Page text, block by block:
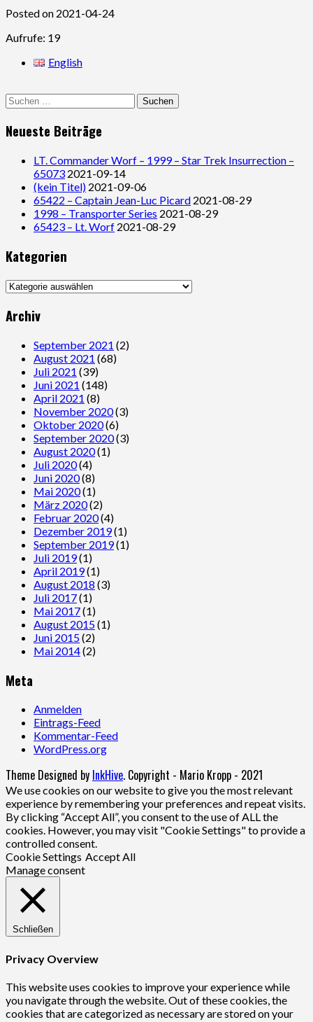
Posted on 2021-04-24
Aufrufe: 19
English
nach:
Neueste Beiträge
LT. Commander Worf – 1999 – Star Trek Insurrection –
65073 2021-09-14
(kein Titel) 2021-09-06
65422 – Captain Jean-Luc Picard 2021-08-29
1998 – Transporter Series 2021-08-29
65423 – Lt. Worf 2021-08-29
Kategorien
Kategorien
Archiv
September 2021 (2)
August 2021 (68)
Juli 2021 (39)
Juni 2021 (148)
April 2021 (8)
November 2020(3)
Oktober 2020(6)
September 2020(3)
August 2020(1)
Juli 2020(4)
Juni 2020(8)
Mai 2020(1)
März 2020(2)
Februar 2020(4)
Dezember 2019(1)
September 2019(1)
Juli 2019(1)
April 2019(1)
August 2018 (3)
Juli 2017(1)
Mai 2017(1)
August 2015(1)
Juni 2015(2)
Mai 2014(2)
Meta
Anmelden
Eintrags-Feed
Kommentar-Feed
WordPress.org
Theme Designed by InkHive. Copyright - Mario Kropp - 2021
We use cookies on our website to give you the most relevant
experience by remembering your preferences and repeat visits.
By clicking “Accept All”, you consent to the use of ALL the
cookies. However, you may visit "Cookie Settings" to provide a
controlled consent.
Cookie Settings Accept All
Manage consent
Schließen
Privacy Overview
This website uses cookies to improve your experience while
you navigate through the website. Out of these cookies, the
cookies that are categorized as necessary are stored on your